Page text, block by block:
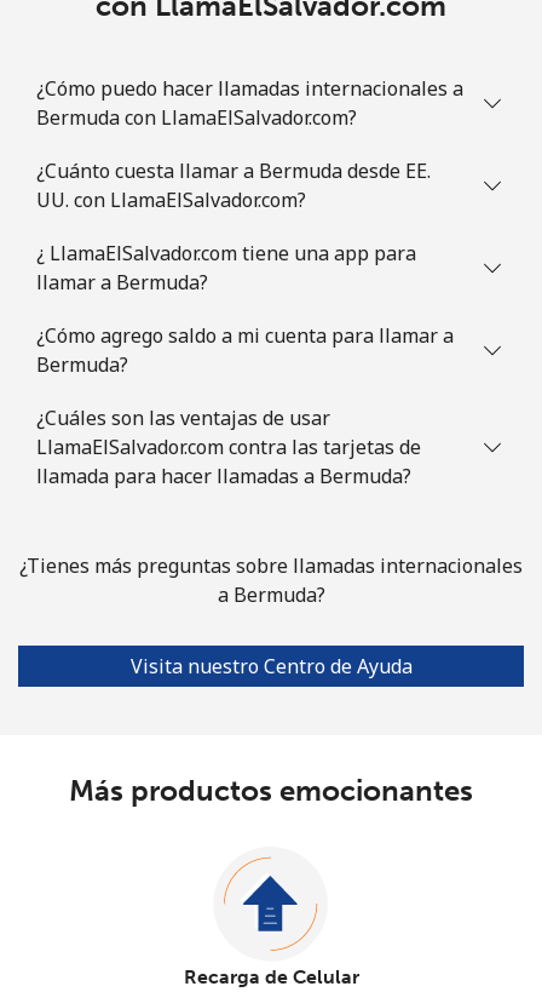
¿Cómo puedo hacer llamadas internacionales a
Bermuda con LlamaElSalvador.com?
¿Cuánto cuesta llamar a Bermuda desde EE.
UU. con LlamaElSalvador.com?
¿ LlamaElSalvador.com tiene una app para
llamar a Bermuda?
¿Cómo agrego saldo a mi cuenta para llamar a
Bermuda?
¿Cuáles son las ventajas de usar
LlamaElSalvador.com contra las tarjetas de
llamada para hacer llamadas a Bermuda?
¿Tienes más preguntas sobre llamadas internacionales
a Bermuda?
Visita nuestro Centro de Ayuda
Más productos emocionantes
Recarga de Celular